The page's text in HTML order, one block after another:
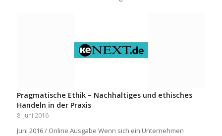
Pragmatische Ethik – Nachhaltiges und ethisches
Handeln in der Praxis
8. Juni 2016
Juni 2016 / Online Ausgabe Wenn sich ein Unternehmen